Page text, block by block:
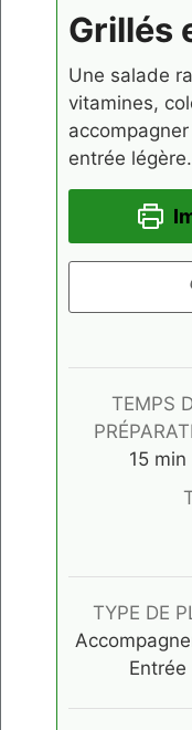
Grillés
Une salade
vitamines,
entrée légère.
TEMPS
15 min
TYPE DE
Entrée